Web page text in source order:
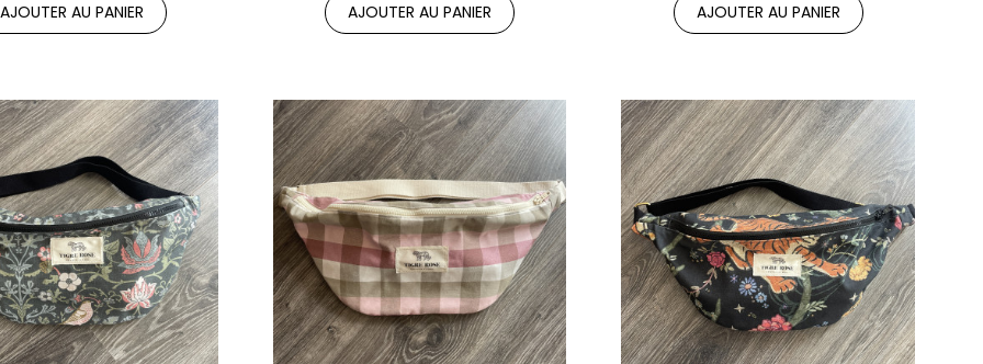
AJOUTER AU PANIER AJOUTER AU PANIER AJOUTER AU PANIER